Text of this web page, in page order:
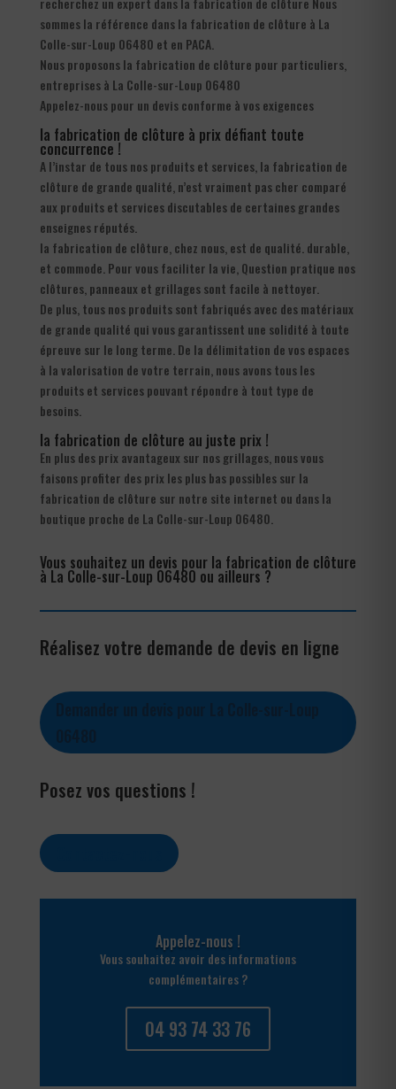
sommes la référence dans la fabrication de clôture à La
Colle-sur-Loup 06480 et en PACA.
Nous proposons la fabrication de clôture pour particuliers,
entreprises à La Colle-sur-Loup 06480
Appelez-nous pour un devis conforme à vos exigences
la fabrication de clôture à prix défiant toute
concurrence !
A l’instar de tous nos produits et services, la fabrication de
clôture de grande qualité, n’est vraiment pas cher comparé
aux produits et services discutables de certaines grandes
enseignes réputés.
la fabrication de clôture, chez nous, est de qualité. durable,
et commode. Pour vous faciliter la vie, Question pratique nos
clôtures, panneaux et grillages sont facile à nettoyer.
De plus, tous nos produits sont fabriqués avec des matériaux
de grande qualité qui vous garantissent une solidité à toute
épreuve sur le long terme. De la délimitation de vos espaces
à la valorisation de votre terrain, nous avons tous les
produits et services pouvant répondre à tout type de
besoins.
la fabrication de clôture au juste prix !
En plus des prix avantageux sur nos grillages, nous vous
faisons profiter des prix les plus bas possibles sur la
fabrication de clôture sur notre site internet ou dans la
boutique proche de La Colle-sur-Loup 06480.
Vous souhaitez un devis pour la fabrication de clôture
à La Colle-sur-Loup 06480 ou ailleurs ?
Réalisez votre demande de devis en ligne
Posez vos questions !
Appelez-nous !
Vous souhaitez avoir des informations
complémentaires ?
04 93 74 33 76